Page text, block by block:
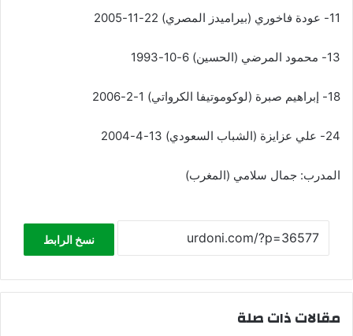
11- عودة فاخوري (بيراميدز المصري) 22-11-2005
13- محمود المرضي (الحسين) 6-10-1993
18- إبراهيم صبرة (لوكوموتيفا الكرواتي) 1-2-2006
24- علي عزايزة (الشباب السعودي) 13-4-2004
المدرب: جمال سلامي (المغرب)
نسخ الرابط
مقالات ذات صلة